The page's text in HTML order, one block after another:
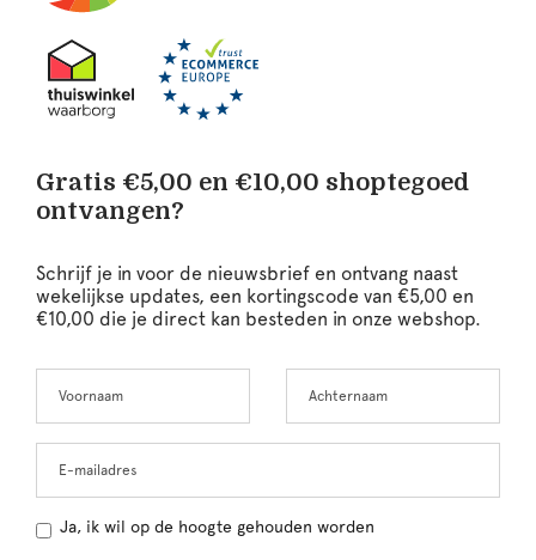
Gratis €5,00 en €10,00 shoptegoed
ontvangen?
Schrijf je in voor de nieuwsbrief en ontvang naast
wekelijkse updates, een kortingscode van €5,00 en
€10,00 die je direct kan besteden in onze webshop.
this
Ja, ik wil op de hoogte gehouden worden